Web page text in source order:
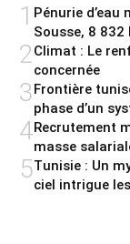
1 Pénurie
Sousse, 8
2Climat : Le
concernée
3Frontière
phase d’un
4Recrutement
masse
5Tunisie : Un
ciel intrigue